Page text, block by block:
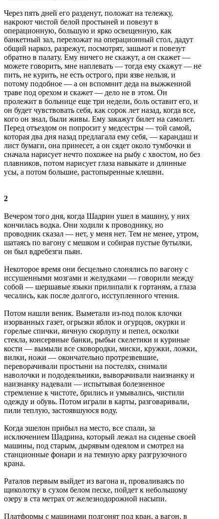
Через пять дней его разденут, положат на тележку,
накроют чистой белой простыней и повезут в
операционную, большую и ярко освещенную, как
банкетный зал, переложат на операционный стол, дадут
общий наркоз, разрежут, посмотрят, зашьют и повезут
обратно в палату. Ему ничего не скажут, а он скажет —
можете говорить, мне наплевать — тогда ему скажут — не
пить, не курить, не есть острого, при язве нельзя, и
потому подобное — а он вспомнит деда на выжженной
траве под орехом и скажет — дело не в этом. Он
пролежит в больнице еще три недели, боль оставит его, и
он будет чувствовать себя, как сорок лет назад, когда все,
кого он знал, были живы. Ему закажут билет на самолет.
Перед отъездом он попросит у медсестры — той самой,
которая два дня назад предлагала ему себя, — карандаш и
лист бумаги, она принесет, а он сядет около тумбочки и
сначала нарисует нечто похожее на рыбу с хвостом, но без
плавников, потом нарисует глаза навыкате и длинные
усы, а потом большие, растопыренные клешни.
2
Вечером того дня, когда Шадрин ушел в машину, у них
кончилась водка. Они ходили к проводнику, но
проводник сказал — нет, у меня нет. Тем не менее, утром,
шатаясь по вагону с мешком и собирая пустые бутылки,
он был вдребезги пьян.
Некоторое время они бесцельно слонялись по вагону с
иссушенными мозгами и желудками — говорили между
собой — шершавые языки прилипали к гортаням, а глаза
чесались, как после долгого, исступленного чтения.
Потом нашли веник. Выметали из-под полок клочки
изорванных газет, огрызки яблок и огурцов, окурки и
горелые спички, яичную скорлупу и пепел, осколки
стекла, консервные банки, рыбьи скелетики и куриные
кости — вымыли все сковородки, миски, кружки, ложки,
вилки, ножи — окончательно протрезвевшие,
переворачивали простыни на постелях, снимали
наволочки и пододеяльники, выворачивали наизнанку и
наизнанку надевали — испытывая болезненное
стремление к чистоте, брились и умывались, чистили
одежду и обувь. Потом играли в карты, разговаривали,
пили теплую, застоявшуюся воду.
Когда эшелон прибыл на место, все спали, за
исключением Шадрина, который лежал на сиденье своей
машины, под старым, дырявым одеялом и смотрел на
станционные фонари и на темную арку разгрузочного
крана.
Раталов первым выйдет из вагона и, проваливаясь по
щиколотку в сухом белом песке, пойдет к небольшому
озеру в ста метрах от железнодорожной насыпи.
Платформы с машинами подгонят под кран, а вагон, в